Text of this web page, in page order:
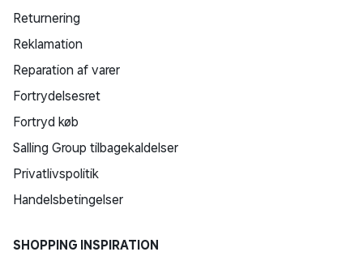
Returnering
Reklamation
Reparation af varer
Fortrydelsesret
Fortryd køb
Salling Group tilbagekaldelser
Privatlivspolitik
Handelsbetingelser
SHOPPING INSPIRATION